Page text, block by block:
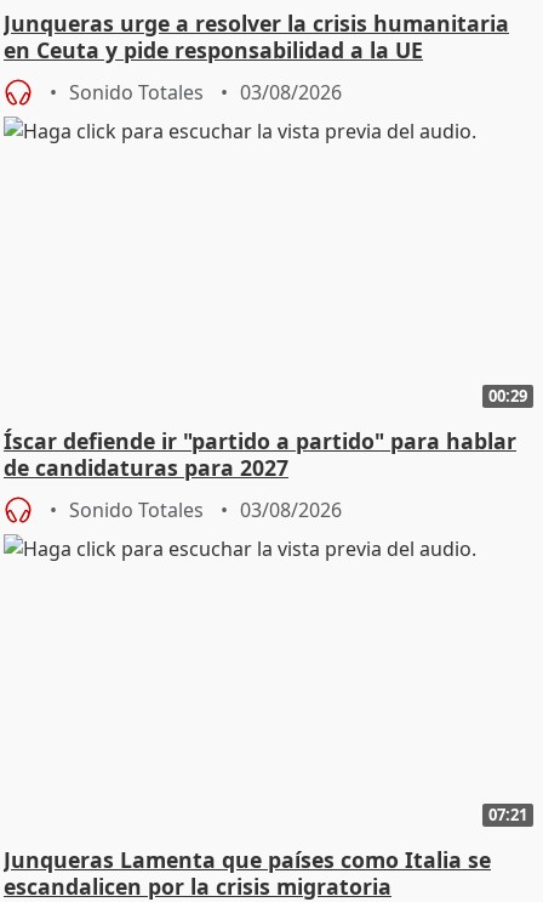
Junqueras urge a resolver la crisis humanitaria
en Ceuta y pide responsabilidad a la UE
Sonido Totales 03/08/2026
00:29
Íscar defiende ir "partido a partido" para hablar
de candidaturas para 2027
Sonido Totales 03/08/2026
07:21
Junqueras Lamenta que países como Italia se
escandalicen por la crisis migratoria